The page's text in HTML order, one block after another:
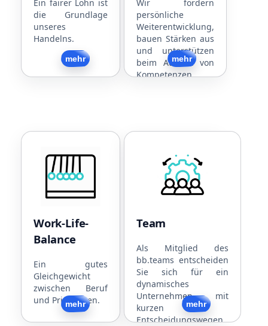
Ein fairer Lohn ist
die Grundlage
unseres
Handelns.
mehr
Dienstfahrzeug
Kostenlose Snacks
und Getränke
Zurück
Wir fördern
persönliche
Weiterentwicklung,
bauen Stärken aus
und unterstützen
beim Ausbau von
Kompetenzen.
mehr
Interne und externe
Schulungen
Strukturierte
Arbeitsabläufe
Flache Hierarchien
Zurück
Work-Life-
Balance
Ein gutes
Gleichgewicht
zwischen Beruf
und Privatleben.
mehr
Arbeitszeiten
30 Tage Urlaub
Familienfreundlich
Hund im Büro
Zurück
Team
Als Mitglied des
bb.teams entscheiden
Sie sich für ein
dynamisches
Unternehmen mit
kurzen
Entscheidungswegen
mehr
Sport
Gemeinsames
Regelmäßige
Flache
Hierarchien
Zurück